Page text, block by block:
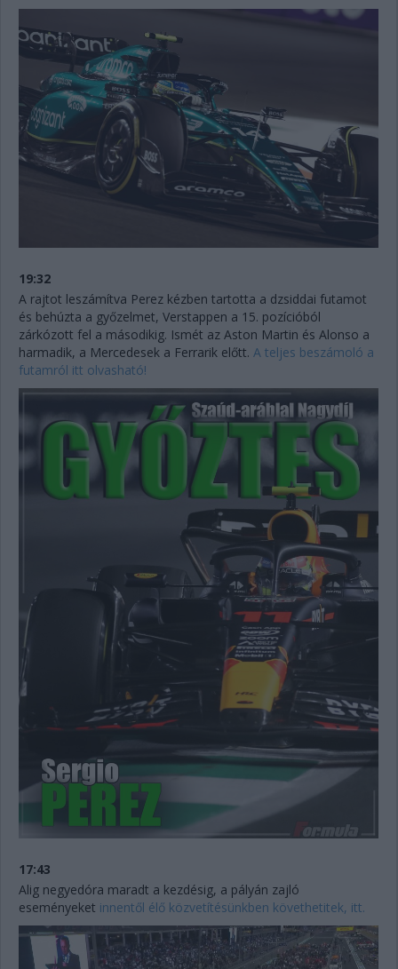
19:32
A rajtot leszámítva Perez kézben tartotta a dzsiddai futamot
és behúzta a győzelmet, Verstappen a 15. pozícióból
zárkózott fel a másodikig. Ismét az Aston Martin és Alonso a
harmadik, a Mercedesek a Ferrarik előtt. A teljes beszámoló a
futamról itt olvasható!
17:43
Alig negyedóra maradt a kezdésig, a pályán zajló
eseményeket innentől élő közvetítésünkben követhetitek, itt.